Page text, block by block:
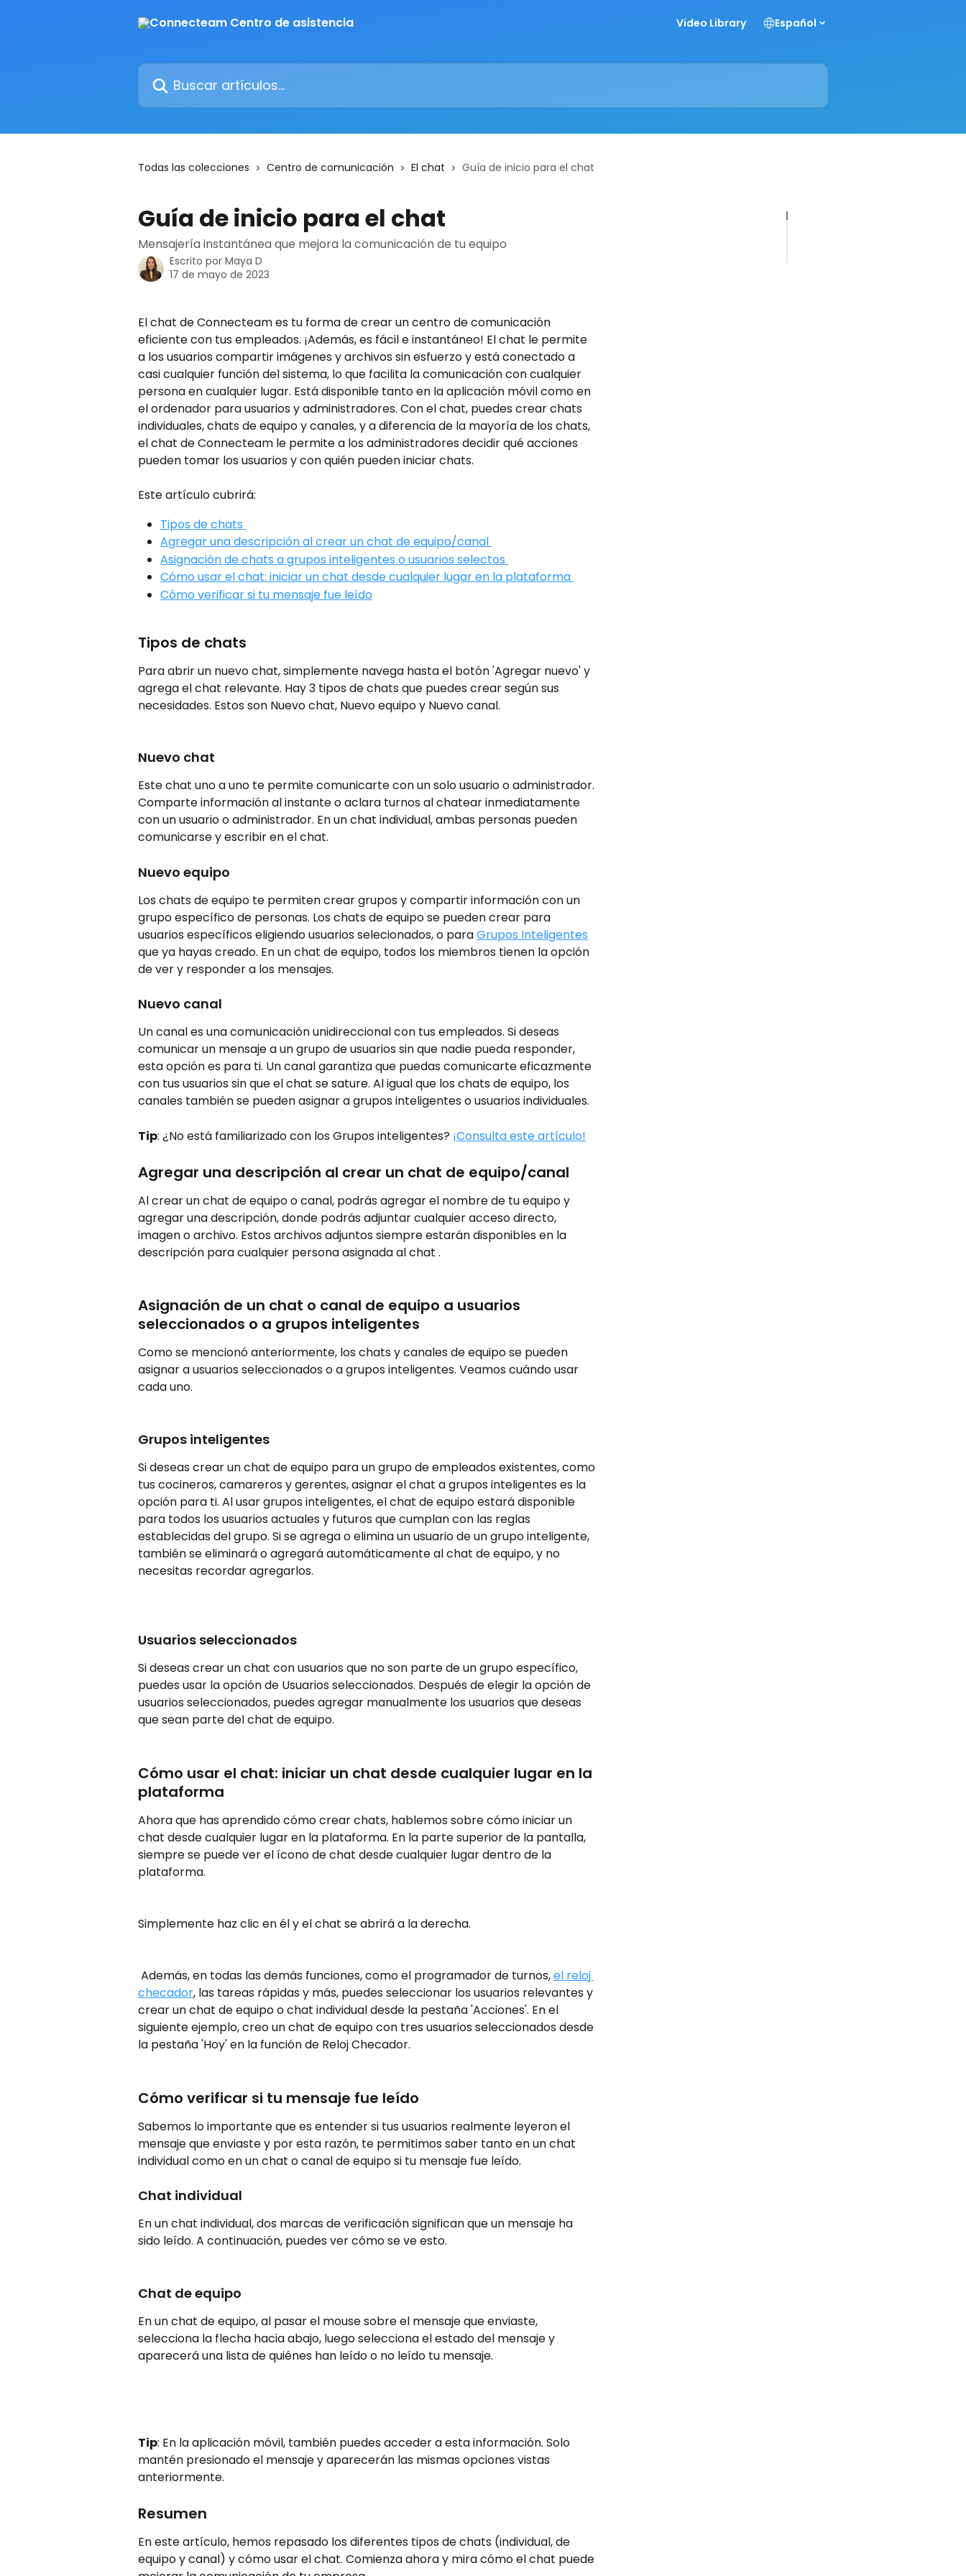
Video Library Español
Buscar artículos...
Todas las colecciones Centro de comunicación El chat Guía de inicio para el chat
Guía de inicio para el chat
Mensajería instantánea que mejora la comunicación de tu equipo
Escrito por Maya D
17 de mayo de 2023
El chat de Connecteam es tu forma de crear un centro de comunicación
eficiente con tus empleados. ¡Además, es fácil e instantáneo! El chat le permite
a los usuarios compartir imágenes y archivos sin esfuerzo y está conectado a
casi cualquier función del sistema, lo que facilita la comunicación con cualquier
persona en cualquier lugar. Está disponible tanto en la aplicación móvil como en
el ordenador para usuarios y administradores. Con el chat, puedes crear chats
individuales, chats de equipo y canales, y a diferencia de la mayoría de los chats,
el chat de Connecteam le permite a los administradores decidir qué acciones
pueden tomar los usuarios y con quién pueden iniciar chats.
Este artículo cubrirá:
Tipos de chats
Agregar una descripción al crear un chat de equipo/canal
Asignación de chats a grupos inteligentes o usuarios selectos
Cómo usar el chat: iniciar un chat desde cualquier lugar en la plataforma
Cómo verificar si tu mensaje fue leído
Tipos de chats
Para abrir un nuevo chat, simplemente navega hasta el botón 'Agregar nuevo' y
agrega el chat relevante. Hay 3 tipos de chats que puedes crear según sus
necesidades. Estos son Nuevo chat, Nuevo equipo y Nuevo canal.
Nuevo chat
Este chat uno a uno te permite comunicarte con un solo usuario o administrador.
Comparte información al instante o aclara turnos al chatear inmediatamente
con un usuario o administrador. En un chat individual, ambas personas pueden
comunicarse y escribir en el chat.
Nuevo equipo
Los chats de equipo te permiten crear grupos y compartir información con un
grupo específico de personas. Los chats de equipo se pueden crear para
usuarios específicos eligiendo usuarios selecionados, o para Grupos Inteligentes
que ya hayas creado. En un chat de equipo, todos los miembros tienen la opción
de ver y responder a los mensajes.
Nuevo canal
Un canal es una comunicación unidireccional con tus empleados. Si deseas
comunicar un mensaje a un grupo de usuarios sin que nadie pueda responder,
esta opción es para ti. Un canal garantiza que puedas comunicarte eficazmente
con tus usuarios sin que el chat se sature. Al igual que los chats de equipo, los
canales también se pueden asignar a grupos inteligentes o usuarios individuales.
Tip: ¿No está familiarizado con los Grupos inteligentes? ¡Consulta este artículo!
Agregar una descripción al crear un chat de equipo/canal
Al crear un chat de equipo o canal, podrás agregar el nombre de tu equipo y
agregar una descripción, donde podrás adjuntar cualquier acceso directo,
imagen o archivo. Estos archivos adjuntos siempre estarán disponibles en la
descripción para cualquier persona asignada al chat .
Asignación de un chat o canal de equipo a usuarios
seleccionados o a grupos inteligentes
Como se mencionó anteriormente, los chats y canales de equipo se pueden
asignar a usuarios seleccionados o a grupos inteligentes. Veamos cuándo usar
cada uno.
Grupos inteligentes
Si deseas crear un chat de equipo para un grupo de empleados existentes, como
tus cocineros, camareros y gerentes, asignar el chat a grupos inteligentes es la
opción para ti. Al usar grupos inteligentes, el chat de equipo estará disponible
para todos los usuarios actuales y futuros que cumplan con las reglas
establecidas del grupo. Si se agrega o elimina un usuario de un grupo inteligente,
también se eliminará o agregará automáticamente al chat de equipo, y no
necesitas recordar agregarlos.
Usuarios seleccionados
Si deseas crear un chat con usuarios que no son parte de un grupo específico,
puedes usar la opción de Usuarios seleccionados. Después de elegir la opción de
usuarios seleccionados, puedes agregar manualmente los usuarios que deseas
que sean parte del chat de equipo.
Cómo usar el chat: iniciar un chat desde cualquier lugar en la
plataforma
Ahora que has aprendido cómo crear chats, hablemos sobre cómo iniciar un
chat desde cualquier lugar en la plataforma. En la parte superior de la pantalla,
siempre se puede ver el ícono de chat desde cualquier lugar dentro de la
plataforma.
Simplemente haz clic en él y el chat se abrirá a la derecha.
Además, en todas las demás funciones, como el programador de turnos, el reloj
checador, las tareas rápidas y más, puedes seleccionar los usuarios relevantes y
crear un chat de equipo o chat individual desde la pestaña 'Acciones'. En el
siguiente ejemplo, creo un chat de equipo con tres usuarios seleccionados desde
la pestaña 'Hoy' en la función de Reloj Checador.
Cómo verificar si tu mensaje fue leído
Sabemos lo importante que es entender si tus usuarios realmente leyeron el
mensaje que enviaste y por esta razón, te permitimos saber tanto en un chat
individual como en un chat o canal de equipo si tu mensaje fue leído.
Chat individual
En un chat individual, dos marcas de verificación significan que un mensaje ha
sido leído. A continuación, puedes ver cómo se ve esto.
Chat de equipo
En un chat de equipo, al pasar el mouse sobre el mensaje que enviaste,
selecciona la flecha hacia abajo, luego selecciona el estado del mensaje y
aparecerá una lista de quiénes han leído o no leído tu mensaje.
Tip: En la aplicación móvil, también puedes acceder a esta información. Solo
mantén presionado el mensaje y aparecerán las mismas opciones vistas
anteriormente.
Resumen
En este artículo, hemos repasado los diferentes tipos de chats (individual, de
equipo y canal) y cómo usar el chat. Comienza ahora y mira cómo el chat puede